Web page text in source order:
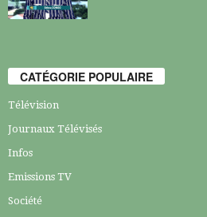
CATÉGORIE POPULAIRE
Télévision
Journaux Télévisés
Infos
Emissions TV
Société